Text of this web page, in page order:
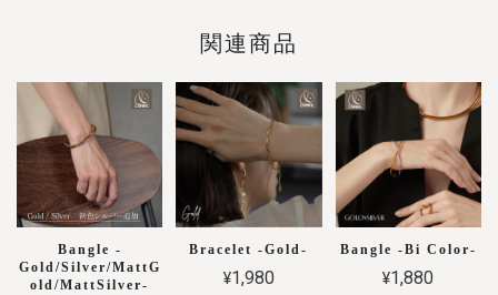
関連商品
Bangle -
Gold/Silver/MattG
old/MattSilver-
Bracelet -Gold-
¥1,980
Bangle -Bi Color-
¥1,880